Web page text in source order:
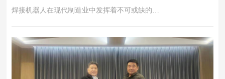
焊接机器人在现代制造业中发挥着不可或缺的…